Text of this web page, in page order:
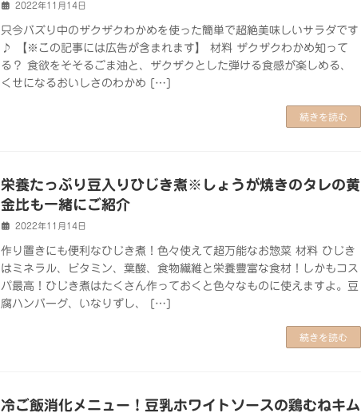
2022年11月14日
只今バズり中のザクザクわかめを使った簡単で超絶美味しいサラダです
♪ 【※この記事には広告が含まれます】 材料 ザクザクわかめ知って
る？ 食欲をそそるごま油と、ザクザクとした弾ける食感が楽しめる、
くせになるおいしさのわかめ […]
続きを読む
栄養たっぷり豆入りひじき煮※しょうが焼きのタレの黄
金比も一緒にご紹介
2022年11月14日
作り置きにも便利なひじき煮！色々使えて超万能なお惣菜 材料 ひじき
はミネラル、ビタミン、葉酸、食物繊維と栄養豊富な食材！しかもコス
パ最高！ひじき煮はたくさん作っておくと色々なものに使えますよ。豆
腐ハンバーグ、いなりずし、 […]
続きを読む
冷ご飯消化メニュー！豆乳ホワイトソースの鶏むねキム